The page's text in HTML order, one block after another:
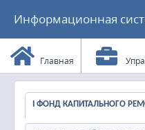
Информационная
Главная
I ФОНД КАПИТАЛЬНОГО